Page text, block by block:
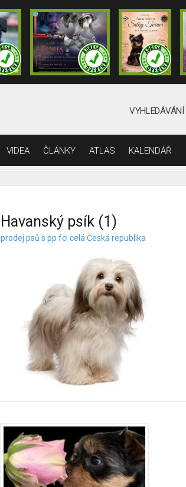
VYHLEDÁVÁNÍ
VIDEA ČLÁNKY ATLAS KALENDÁŘ
Havanský psík (1)
prodej psů s pp fci celá Česká republika